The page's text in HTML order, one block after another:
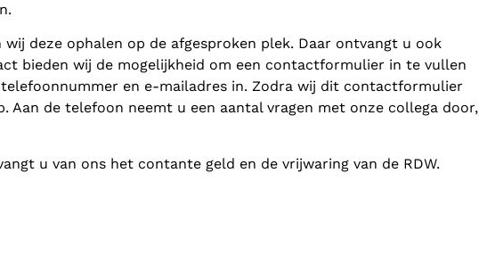
deze ophalen op de afgesproken plek. Daar ontvangt u ook
bieden wij de mogelijkheid om een contactformulier in te vullen
en e-mailadres in. Zodra wij dit contactformulier
de telefoon neemt u een aantal vragen met onze collega door,
u van ons het contante geld en de vrijwaring van de RDW.